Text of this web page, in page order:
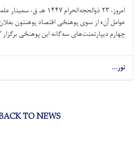
امروز،۲۳ ذوالحجه‌الحرام۱۴۴۷ هـ.ق، سمینار
عوامل آن» از سوی پوهنځی اقتصاد پوهنتون
چهارم دیپارتمنت‌های سه‌گانه این پوهنځی
نور...
TO NEWS